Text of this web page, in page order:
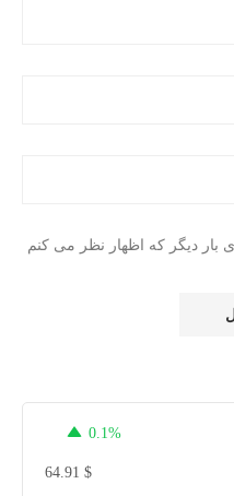
بار دیگر که اظهار نظر می کنم
0.1%
$
64.91